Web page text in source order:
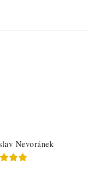
Nevoránek